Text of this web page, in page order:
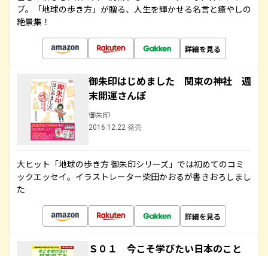
ブ。「地球の歩き方」が贈る、人生を輝かせる名言と癒やしの
絶景集！
詳細を見る
御朱印はじめました 関東の神社 週
末開運さんぽ
御朱印
2016.12.22 発売
大ヒット「地球の歩き方 御朱印シリーズ」では初めてのコミ
ックエッセイ。イラストレーター柴田かおるが書きおろしまし
た
詳細を見る
Ｓ０１ 今こそ学びたい日本のこと